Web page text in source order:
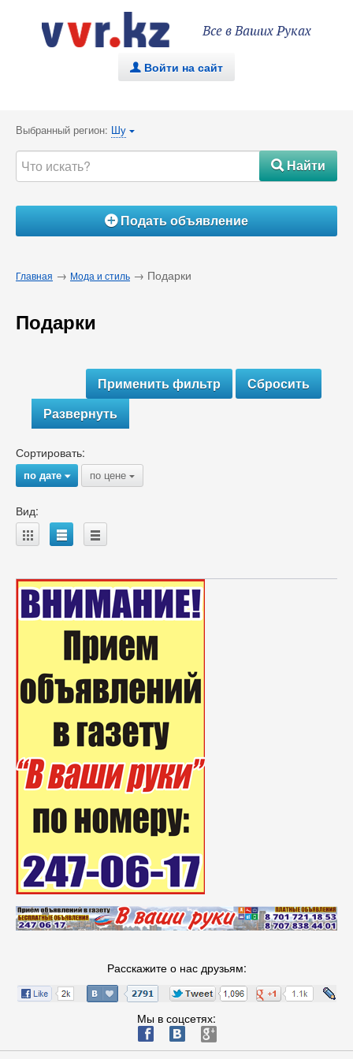
Все в Ваших Руках
. Войти на сайт
Выбранный регион: Шу {
#Найти
ÁПодать объявление
Главная → Мода и стиль → Подарки
Подарки
Развернуть
Сортировать:
по дате{ по цене {
Вид:
A B C
Расскажите о нас друзьям:
Мы в соцсетях:
ä æ è